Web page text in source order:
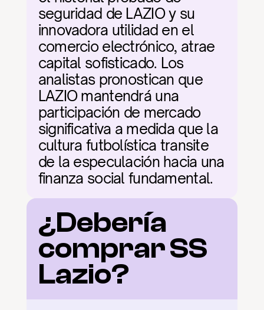
seguridad de LAZIO y su
innovadora utilidad en el
comercio electrónico, atrae
capital sofisticado. Los
analistas pronostican que
LAZIO mantendrá una
participación de mercado
significativa a medida que la
cultura futbolística transite
de la especulación hacia una
finanza social fundamental.
¿Debería
comprar SS
Lazio?